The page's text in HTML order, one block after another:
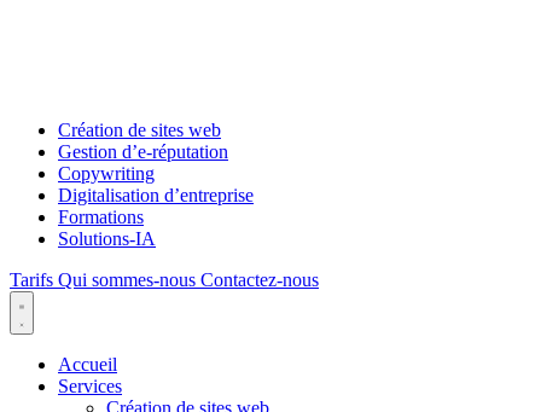
Création de sites web
Gestion d’e-réputation
Copywriting
Digitalisation d’entreprise
Formations
Solutions-IA
Tarifs Qui sommes-nous Contactez-nous
Accueil
Services
Création de sites web